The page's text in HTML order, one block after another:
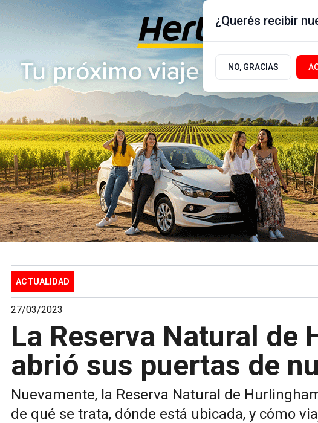
Jueves 6 de Agosto
de 2026
17.9ºc | Buenos Aires, AR
ACTUALIDAD POLÍTICA
ACTUALIDAD
27/03/2023
La Reserva Natural de
abrió sus puertas de
Nuevamente, la Reserva Natural de
de qué se trata, dónde está ubicada, y cómo
¿Querés recibir
NO, GRACIAS